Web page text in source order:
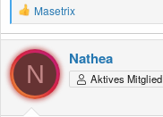
R
e
a
k
t
i
o
n
Masetrix
N
Nathea
Aktives Mitglied